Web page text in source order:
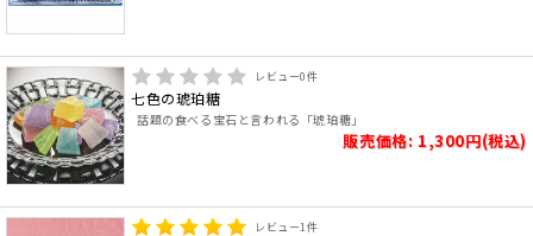
レビュー0件
七色の琥珀糖
話題の食べる宝石と言われる「琥珀糖」
販売価格: 1,300円(税込)
レビュー1件